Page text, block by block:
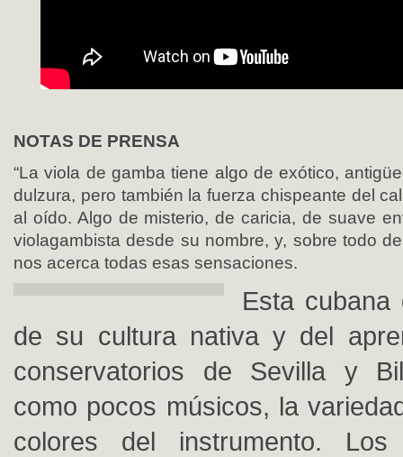
NOTAS DE PRENSA
“La viola de gamba tiene algo de exótico,
dulzura, pero también la fuerza chispeante del
al oído. Algo de misterio, de caricia, de suave
violagambista desde su nombre, y, sobre todo
nos acerca todas esas sensaciones.
Esta cubana
de su cultura nativa y del
conservatorios de Sevilla y
como pocos músicos, la
colores del instrumento.